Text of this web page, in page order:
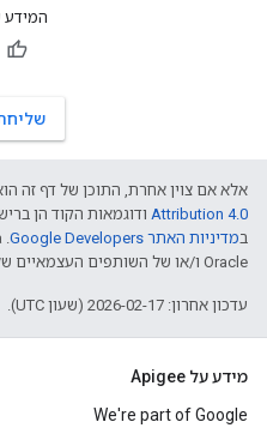
המידע
אלא אם צוין אחרת, התוכן של דף זה
Attribution 4.0 ודוגמאות הקוד הן
במדיניות האתר Google Developers‏
Oracle ו/או של השותפים העצמאיים שלה.
עדכון אחרון: 2026-02-17 (שעון UTC).
מידע על Apigee
We're part of Google